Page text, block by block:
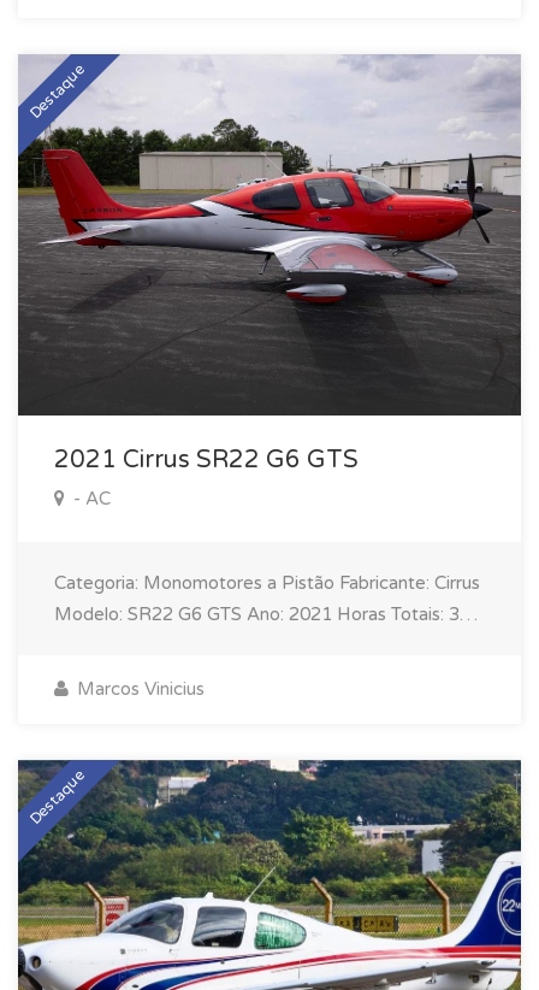
Máximo: 743 nm • Alcance Normal: 600 nm •
Velocidade Máxima: 213 kts • Velocidade Normal:
200 kts • Consumo: 18 gph AVIÔNICOS • Avidyne
Entegra Primary Color Flight Display (PFD) •
Avidyne EX 5000 Multifunction Display • Garmin
GMA 340 Audio Panel/Intercom • Garmin GNS 430
Color GPS/NAV/COM • STEC 55X Autopilot •
Garmin GTX-335 Transponder • ADS-B • WAAS •
TAWS EQUIPAMENTOS ADICIONAIS • Flight
stream • XM audio • Tanis engine heater • Custom
Destaque
2021 Cirrus SR22 G6 GTS
- AC
Categoria: Monomotores a Pistão Fabricante: Cirrus
Modelo: SR22 G6 GTS Ano: 2021 Horas Totais: 395
de 2025 MOTOR • Fabricante: Continental •
PERFORMANCE • Alcance Máximo: 1021 nm •
Alcance Normal: 800 nm • Velocidade Máxima: 211
kts • Velocidade Normal: 180 kts • Consumo: 18 gph
AVIÔNICOS • Cirrus Perspective+ by Garmin
Avionics Suite • Dual WAAS-enabled GPS Dual
ADAHRS • Garmin SVT - Synthetic Vision
Technology • Garmin 12-inch LCD displays • Garmin
Marcos Vinicius
Destaque